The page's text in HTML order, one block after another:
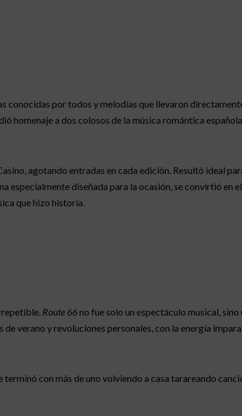
conocidas por todos y melodías que llevaron
homenaje a dos colosos de la música romántica
agotando entradas en cada edición. Resultó ideal
especialmente diseñada para la ocasión, se convirtió en
que hizo historia.
Route 66no fue solo un espectáculo musical, sino
verano y revoluciones personales, con la energía
con más de uno volviendo a casa tarareando